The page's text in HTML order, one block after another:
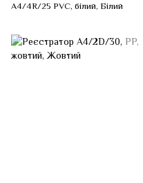
А4/4R/25 PVC, білий, Білий